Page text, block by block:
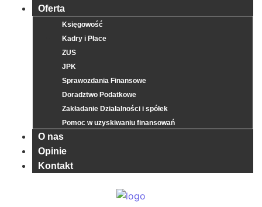
Oferta
Księgowość
Kadry i Płace
ZUS
JPK
Sprawozdania Finansowe
Doradztwo Podatkowe
Zakładanie Działalności i spółek
Pomoc w uzyskiwaniu finansowań
O nas
Opinie
Kontakt